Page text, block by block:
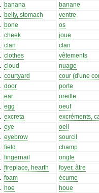
banana
banane
belly, stomach
ventre
bone
os
cheek
joue
clan
clan
clothes
vêtements
cloud
nuage
courtyard
cour (d'une
door
porte
ear
oreille
egg
oeuf
excreta
excréments,
eye
oeil
eyebrow
sourcil
field
champ
fingernail
ongle
fireplace, hearth
foyer, âtre
foam
écume
hoe
houe